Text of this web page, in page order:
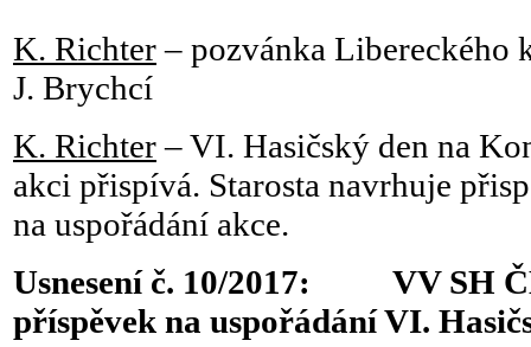
K. Richter– pozvánka Libereckého
J. Brychcí
K. Richter– VI. Hasičský den na
akci přispívá. Starosta navrhuje
na uspořádání akce.
Usnesení č. 10/2017: VV SH
příspěvek na uspořádání VI.